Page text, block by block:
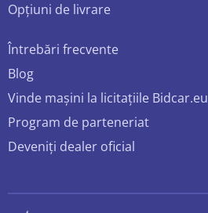
Opțiuni de livrare
Întrebări frecvente
Blog
Vinde mașini la licitațiile Bidcar.eu
Program de parteneriat
Deveniți dealer oficial